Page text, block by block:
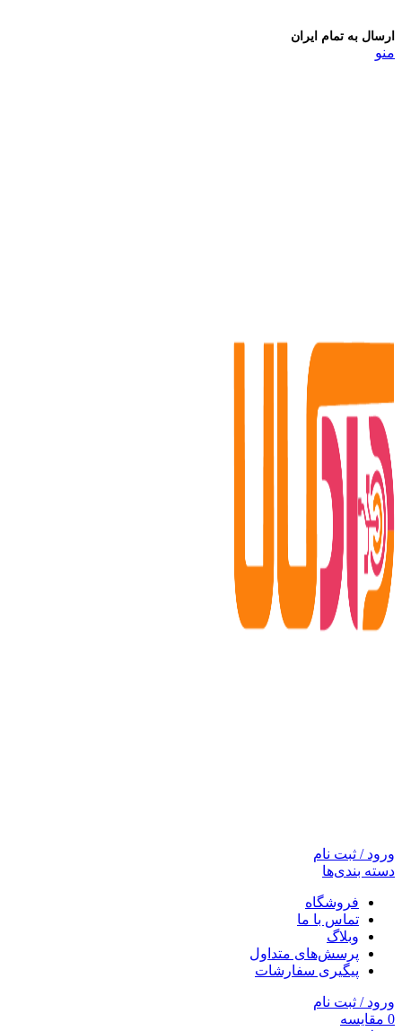
ارسال به تمام ایران
منو
ورود / ثبت نام
دسته بندی‌ها
فروشگاه
تماس با ما
وبلاگ
پرسش‌های متداول
پیگیری سفارشات
ورود / ثبت نام
0 مقایسه